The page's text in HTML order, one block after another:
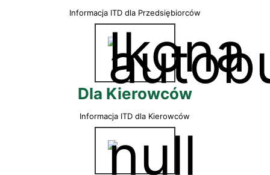
Informacja ITD dla Przedsiębiorców
Dla Kierowców
Informacja ITD dla Kierowców